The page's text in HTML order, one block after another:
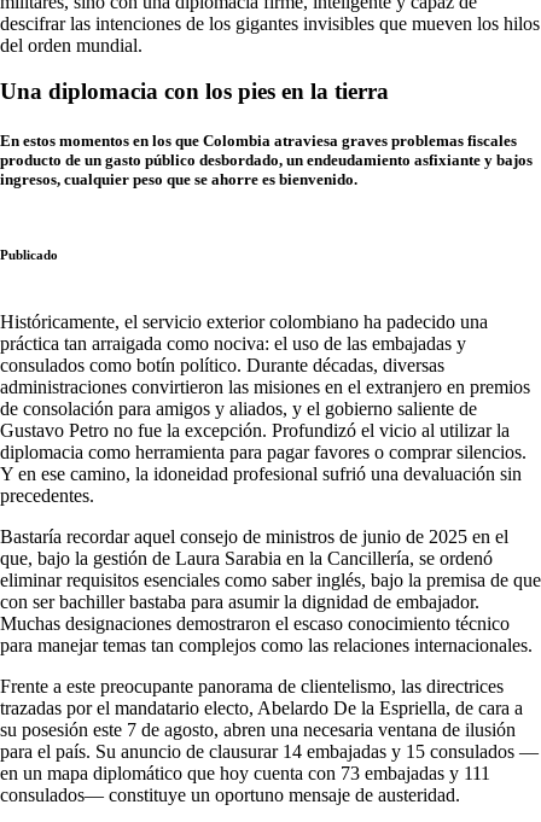
descifrar las intenciones de los gigantes invisibles que mueven los hilos
del orden mundial.
Una diplomacia con los pies en la tierra
En estos momentos en los que Colombia atraviesa graves problemas fiscales
producto de un gasto público desbordado, un endeudamiento asfixiante y bajos
ingresos, cualquier peso que se ahorre es bienvenido.
Publicado
Históricamente, el servicio exterior colombiano ha padecido una
práctica tan arraigada como nociva: el uso de las embajadas y
consulados como botín político. Durante décadas, diversas
administraciones convirtieron las misiones en el extranjero en premios
de consolación para amigos y aliados, y el gobierno saliente de
Gustavo Petro no fue la excepción. Profundizó el vicio al utilizar la
diplomacia como herramienta para pagar favores o comprar silencios.
Y en ese camino, la idoneidad profesional sufrió una devaluación sin
precedentes.
Bastaría recordar aquel consejo de ministros de junio de 2025 en el
que, bajo la gestión de Laura Sarabia en la Cancillería, se ordenó
eliminar requisitos esenciales como saber inglés, bajo la premisa de que
con ser bachiller bastaba para asumir la dignidad de embajador.
Muchas designaciones demostraron el escaso conocimiento técnico
para manejar temas tan complejos como las relaciones internacionales.
Frente a este preocupante panorama de clientelismo, las directrices
trazadas por el mandatario electo, Abelardo De la Espriella, de cara a
su posesión este 7 de agosto, abren una necesaria ventana de ilusión
para el país. Su anuncio de clausurar 14 embajadas y 15 consulados —
en un mapa diplomático que hoy cuenta con 73 embajadas y 111
consulados— constituye un oportuno mensaje de austeridad.